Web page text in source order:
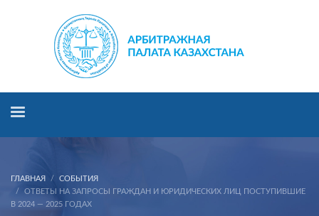
ГЛАВНАЯ
СОБЫТИЯ
ОТВЕТЫ НА ЗАПРОСЫ ГРАЖДАН И ЮРИДИЧЕСКИХ ЛИЦ ПОСТУПИВШИЕ
В 2024 — 2025 ГОДАХ